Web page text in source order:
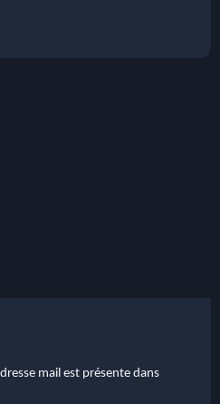
mail est présente dans